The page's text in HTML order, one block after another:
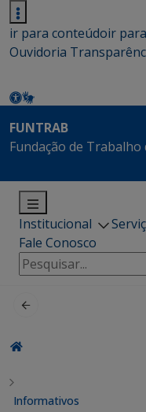
ir para conteúdoir
Ouvidoria
FUNTRAB
Fundação de
Institucional
Fale Conosco
Pesquisar
por:
Informativos